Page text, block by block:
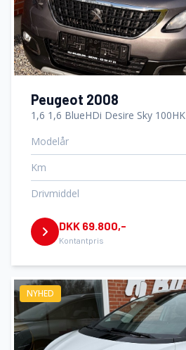
Peugeot 2008
1,6 1,6 BlueHDi Desire Sky 100HK
Modelår
Km
Drivmiddel
DKK 69.800,-
Kontantpris
NYHED